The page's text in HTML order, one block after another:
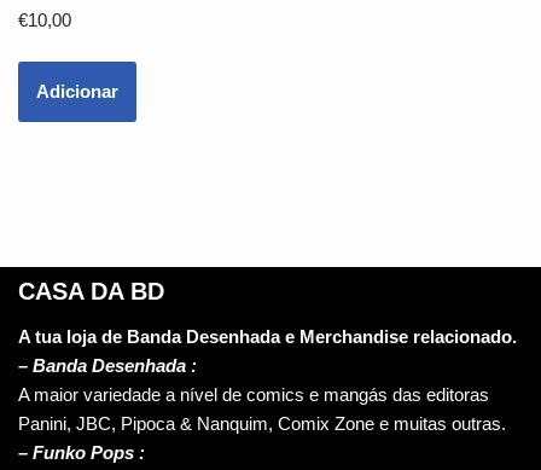
€10,00
Adicionar
CASA DA BD
A tua loja de Banda Desenhada e Merchandise relacionado.
– Banda Desenhada :
A maior variedade a nível de comics e mangás das editoras
Panini, JBC, Pipoca & Nanquim, Comix Zone e muitas outras.
– Funko Pops :